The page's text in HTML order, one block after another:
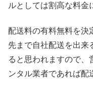
ルとしては割高な料金
配送料の有料無料を決
先まで自社配送を出来
ると思われますので、
ンタル業者であれば配